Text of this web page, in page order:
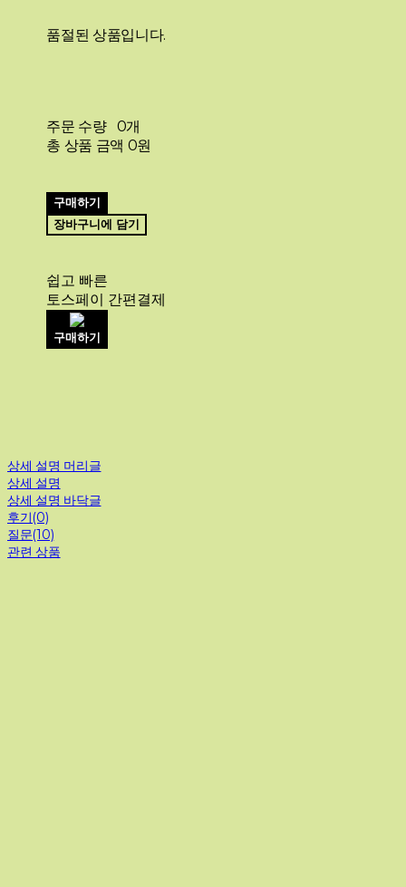
품절된 상품입니다.
주문 수량
0개
총 상품 금액 0원
구매하기
장바구니에 담기
쉽고 빠른
토스페이 간편결제
구매하기
상세 설명 머리글
상세 설명
상세 설명 바닥글
후기(0)
질문(10)
관련 상품